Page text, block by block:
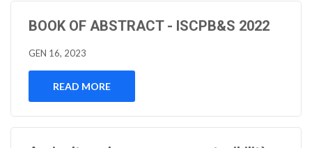
BOOK OF ABSTRACT - ISCPB&S 2022
GEN 16, 2023
READ MORE